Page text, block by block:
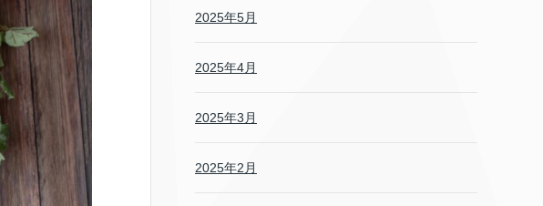
2025年5月
2025年4月
2025年3月
2025年2月